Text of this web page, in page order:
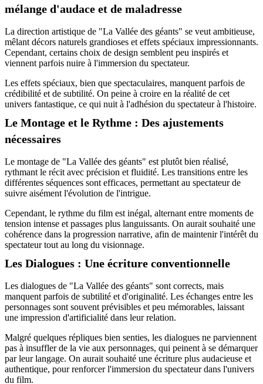
mélange d'audace et de maladresse
La direction artistique de "La Vallée des géants" se veut ambitieuse,
mêlant décors naturels grandioses et effets spéciaux impressionnants.
Cependant, certains choix de design semblent peu inspirés et
viennent parfois nuire à l'immersion du spectateur.
Les effets spéciaux, bien que spectaculaires, manquent parfois de
crédibilité et de subtilité. On peine à croire en la réalité de cet
univers fantastique, ce qui nuit à l'adhésion du spectateur à l'histoire.
Le Montage et le Rythme : Des ajustements
nécessaires
Le montage de "La Vallée des géants" est plutôt bien réalisé,
rythmant le récit avec précision et fluidité. Les transitions entre les
différentes séquences sont efficaces, permettant au spectateur de
suivre aisément l'évolution de l'intrigue.
Cependant, le rythme du film est inégal, alternant entre moments de
tension intense et passages plus languissants. On aurait souhaité une
cohérence dans la progression narrative, afin de maintenir l'intérêt du
spectateur tout au long du visionnage.
Les Dialogues : Une écriture conventionnelle
Les dialogues de "La Vallée des géants" sont corrects, mais
manquent parfois de subtilité et d'originalité. Les échanges entre les
personnages sont souvent prévisibles et peu mémorables, laissant
une impression d'artificialité dans leur relation.
Malgré quelques répliques bien senties, les dialogues ne parviennent
pas à insuffler de la vie aux personnages, qui peinent à se démarquer
par leur langage. On aurait souhaité une écriture plus audacieuse et
authentique, pour renforcer l'immersion du spectateur dans l'univers
du film.